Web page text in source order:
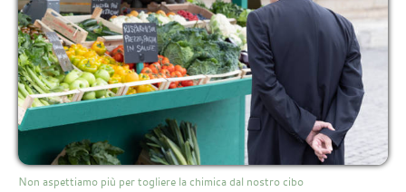
Non aspettiamo più per togliere la chimica dal nostro cibo